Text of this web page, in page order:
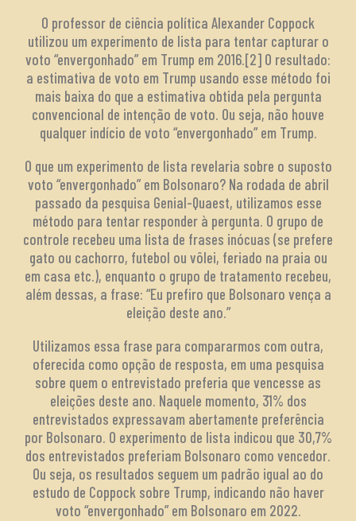
O professor de ciência política Alexander Coppock
utilizou um experimento de lista para tentar capturar o
voto “envergonhado” em Trump em 2016.[2] O resultado:
a estimativa de voto em Trump usando esse método foi
mais baixa do que a estimativa obtida pela pergunta
convencional de intenção de voto. Ou seja, não houve
qualquer indício de voto “envergonhado” em Trump.
O que um experimento de lista revelaria sobre o suposto
voto “envergonhado” em Bolsonaro? Na rodada de abril
passado da pesquisa Genial-Quaest, utilizamos esse
método para tentar responder à pergunta. O grupo de
controle recebeu uma lista de frases inócuas (se prefere
gato ou cachorro, futebol ou vôlei, feriado na praia ou
em casa etc.), enquanto o grupo de tratamento recebeu,
além dessas, a frase: “Eu prefiro que Bolsonaro vença a
eleição deste ano.”
Utilizamos essa frase para compararmos com outra,
oferecida como opção de resposta, em uma pesquisa
sobre quem o entrevistado preferia que vencesse as
eleições deste ano. Naquele momento, 31% dos
entrevistados expressavam abertamente preferência
por Bolsonaro. O experimento de lista indicou que 30,7%
dos entrevistados preferiam Bolsonaro como vencedor.
Ou seja, os resultados seguem um padrão igual ao do
estudo de Coppock sobre Trump, indicando não haver
voto “envergonhado” em Bolsonaro em 2022.